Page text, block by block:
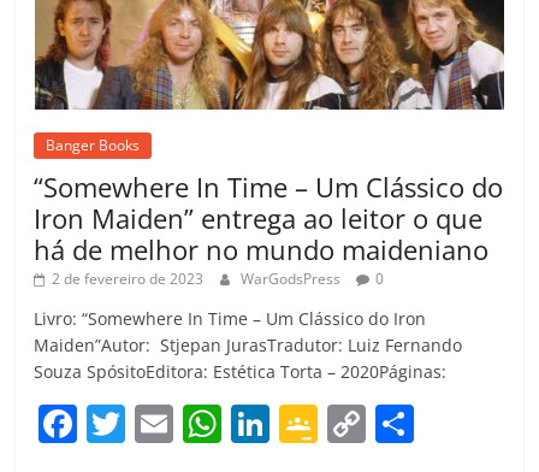
Banger Books
“Somewhere In Time – Um Clássico do
Iron Maiden” entrega ao leitor o que
há de melhor no mundo maideniano
2 de fevereiro de 2023 WarGodsPress 0
Livro: “Somewhere In Time – Um Clássico do Iron
Maiden”Autor: Stjepan JurasTradutor: Luiz Fernando
Souza SpósitoEditora: Estética Torta – 2020Páginas:
F T E W Li G C